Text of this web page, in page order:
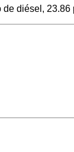
diésel,